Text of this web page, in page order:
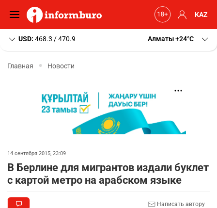
KAZ
USD: 468.3 / 470.9 Алматы+24 C
Главная Новости
14 сентября 2015, 23:09
В Берлине для мигрантов издали буклет
с картой метро на арабском языке
Написать автору